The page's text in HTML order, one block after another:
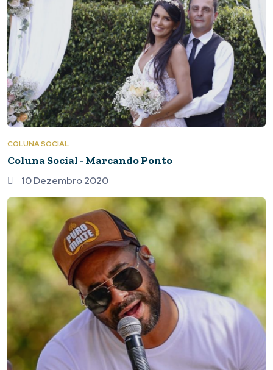
COLUNA SOCIAL
Coluna Social - Marcando Ponto
10 Dezembro 2020